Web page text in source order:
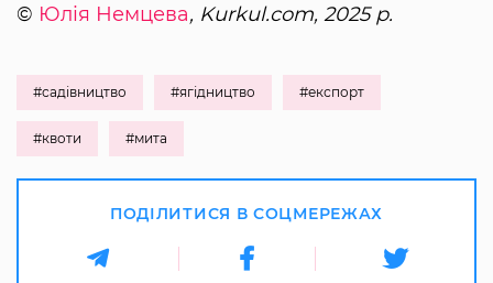
© Юлія Немцева, Kurkul.com, 2025 р.
#садівництво #ягідництво #експорт
#квоти #мита
ПОДІЛИТИСЯ В СОЦМЕРЕЖАХ